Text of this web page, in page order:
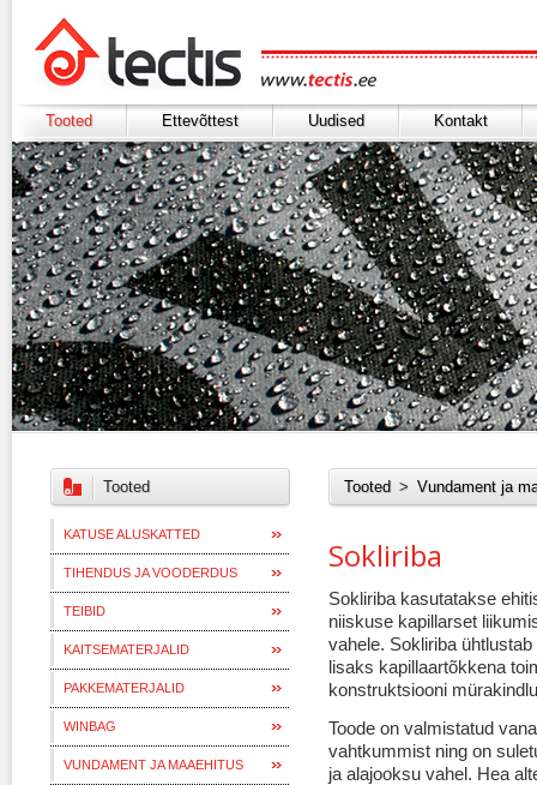
Tooted Ettevõttest Uudised Kontakt
Tooted
KATUSE ALUSKATTED
TIHENDUS JA VOODERDUS
TEIBID
KAITSEMATERJALID
PAKKEMATERJALID
WINBAG
VUNDAMENT JA MAAEHITUS
Tooted > Vundament ja
Sokliriba
Sokliriba kasutatakse
niiskuse kapillarset
vahele. Sokliriba
lisaks kapillaartõkkena
konstruktsiooni
Toode on valmistatud
vahtkummist ning on
ja alajooksu vahel. Hea